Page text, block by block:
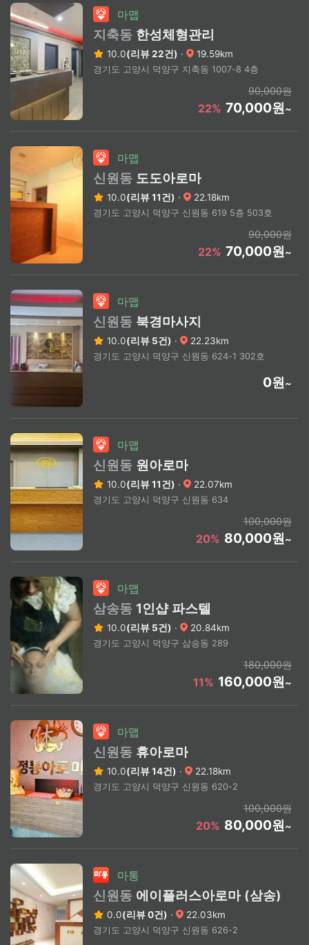
마맵
지축동 한성체형관리
10.0(리뷰 22건) · 19.59km
경기도 고양시 덕양구 지축동 1007-8 4층
90,000원
22% 70,000원~
마맵
신원동 도도아로마
10.0(리뷰 11건) · 22.18km
경기도 고양시 덕양구 신원동 619 5층 503호
90,000원
22% 70,000원~
마맵
신원동 북경마사지
10.0(리뷰 5건) · 22.23km
경기도 고양시 덕양구 신원동 624-1 302호
0원~
마맵
신원동 원아로마
10.0(리뷰 11건) · 22.07km
경기도 고양시 덕양구 신원동 634
100,000원
20% 80,000원~
마맵
삼송동 1인샵 파스텔
10.0(리뷰 5건) · 20.84km
경기도 고양시 덕양구 삼송동 289
180,000원
11% 160,000원~
마맵
신원동 휴아로마
10.0(리뷰 14건) · 22.18km
경기도 고양시 덕양구 신원동 620-2
100,000원
20% 80,000원~
마통
신원동 에이플러스아로마 (삼송)
0.0(리뷰 0건) · 22.03km
경기도 고양시 덕양구 신원동 626-2